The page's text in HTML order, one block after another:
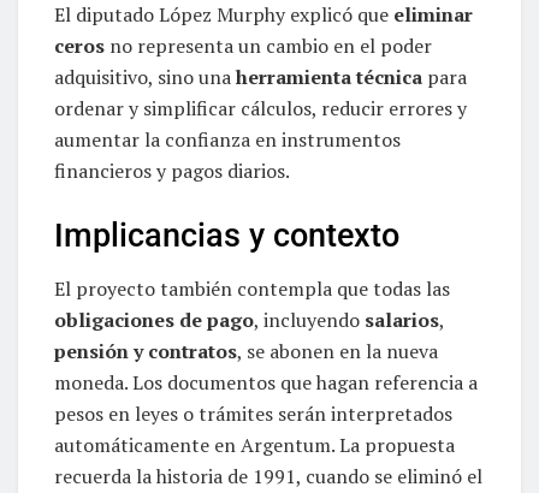
El diputado López Murphy explicó que eliminar
ceros no representa un cambio en el poder
adquisitivo, sino unaherramienta técnica para
ordenar y simplificar cálculos, reducir errores y
aumentar la confianza en instrumentos
financieros y pagos diarios.
Implicancias y contexto
El proyecto también contempla que todas las
obligaciones de pago, incluyendo salarios,
pensión y contratos, se abonen en la nueva
moneda. Los documentos que hagan referencia a
pesos en leyes o trámites serán interpretados
automáticamente en Argentum. La propuesta
recuerda la historia de 1991, cuando se eliminó el